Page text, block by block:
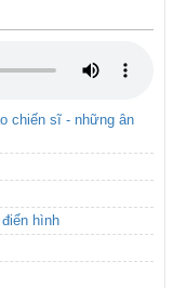
chiến sĩ - những ân
hình